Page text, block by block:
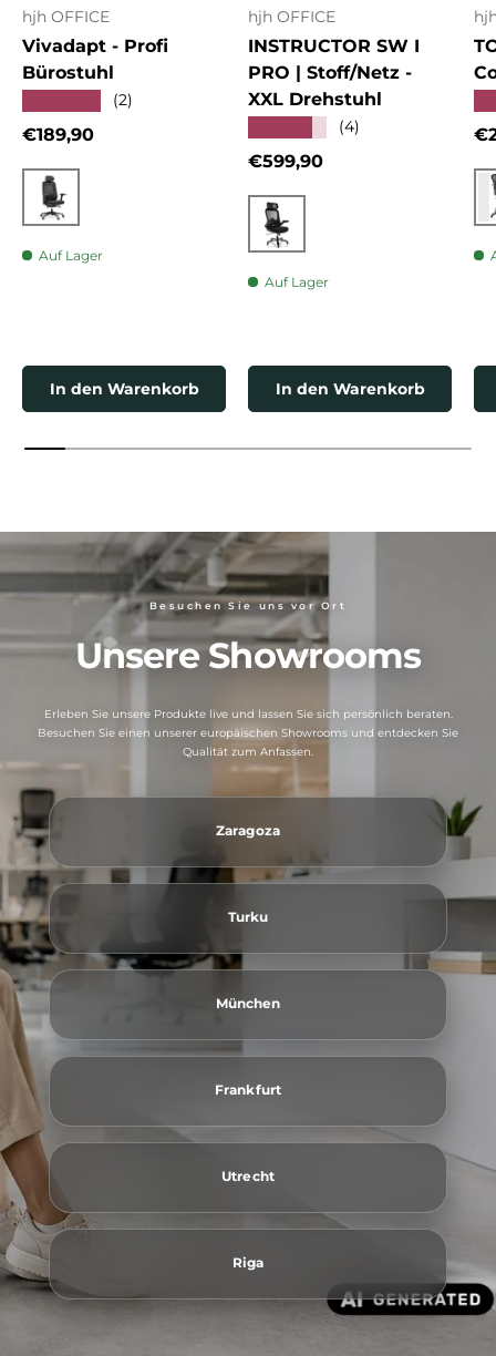
hjh OFFICE
Vivadapt - Profi
Bürostuhl
(2)
Normaler Preis
€189,90
Schwarz
Auf Lager
In den Warenkorb
hjh OFFICE
INSTRUCTOR SW I
PRO | Stoff/Netz -
XXL Drehstuhl
(4)
Normaler Preis
€599,90
Schwarz
Auf Lager
In den Warenkorb
Besuchen Sie uns vor Ort
Unsere Showrooms
Erleben Sie unsere Produkte live und lassen Sie sich persönlich beraten.
Besuchen Sie einen unserer europäischen Showrooms und entdecken Sie
Qualität zum Anfassen.
Zaragoza
Turku
München
Frankfurt
Utrecht
Riga